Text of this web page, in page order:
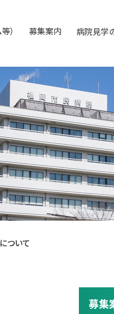
） 募集案内 病院見学
ついて
募集